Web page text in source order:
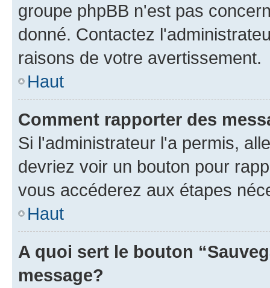
groupe phpBB n'est pas
donné. Contactez
raisons de votre avertissement.
Haut
Comment rapporter des
Si l'administrateur l'a permis,
devriez voir un bouton pour
vous accéderez aux étapes
Haut
A quoi sert le bouton
message?